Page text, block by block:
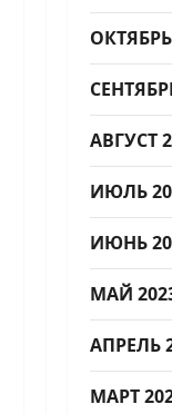
АВГУСТ
ИЮЛЬ
ИЮНЬ
МАЙ
АПРЕЛЬ
МАРТ